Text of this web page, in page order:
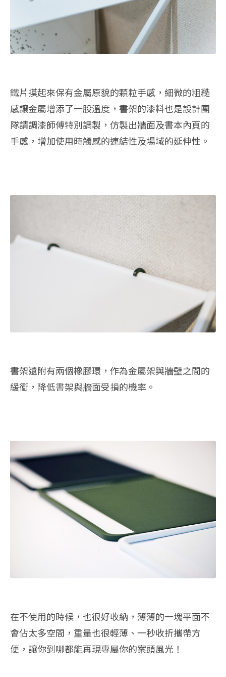
鐵片摸起來保有金屬原貌的顆粒手感，細微的粗糙
感讓金屬增添了一股溫度，書架的漆料也是設計團
隊請調漆師傅特別調製，仿製出牆面及書本內頁的
手感，增加使用時觸感的連結性及場域的延伸性。
書架還附有兩個橡膠環，作為金屬架與牆壁之間的
緩衝，降低書架與牆面受損的機率。
在不使用的時候，也很好收納，薄薄的一塊平面不
會佔太多空間，重量也很輕薄、一秒收折攜帶方
便，讓你到哪都能再現專屬你的案頭風光！